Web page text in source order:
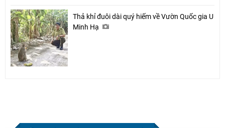
Thả khỉ đuôi dài quý hiếm về Vườn Quốc gia U
Minh Hạ